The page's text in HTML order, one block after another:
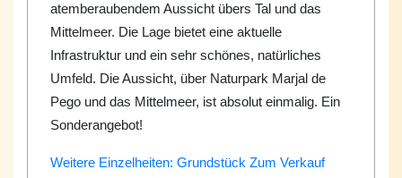
atemberaubendem Aussicht übers Tal und das
Mittelmeer. Die Lage bietet eine aktuelle
Infrastruktur und ein sehr schönes, natürliches
Umfeld. Die Aussicht, über Naturpark Marjal de
Pego und das Mittelmeer, ist absolut einmalig. Ein
Sonderangebot!
Weitere Einzelheiten: Grundstück Zum Verkauf